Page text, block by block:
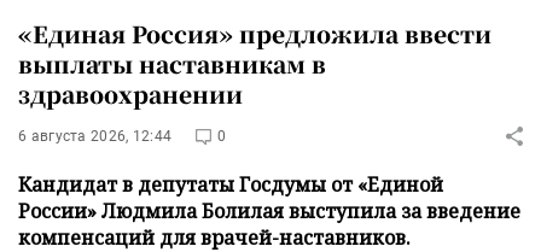
«Единая Россия» предложила ввести
выплаты наставникам в
здравоохранении
6 августа 2026, 12:44 0
Кандидат в депутаты Госдумы от «Единой
России» Людмила Болилая выступила за введение
компенсаций для врачей-наставников.